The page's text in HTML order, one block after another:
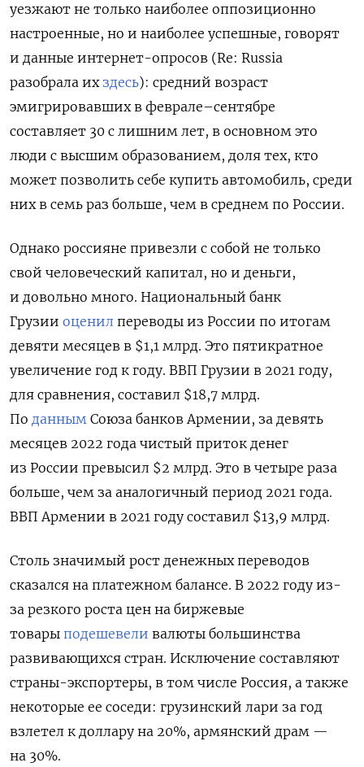
уезжают не только наиболее оппозиционно
настроенные, но и наиболее успешные, говорят
и данные интернет-опросов (Re: Russia
разобрала их здесь): средний возраст
эмигрировавших в феврале–сентябре
составляет 30 с лишним лет, в основном это
люди с высшим образованием, доля тех, кто
может позволить себе купить автомобиль, среди
них в семь раз больше, чем в среднем по России.
Однако россияне привезли с собой не только
свой человеческий капитал, но и деньги,
и довольно много. Национальный банк
Грузии оценил переводы из России по итогам
девяти месяцев в $1,1 млрд. Это пятикратное
увеличение год к году. ВВП Грузии в 2021 году,
для сравнения, составил $18,7 млрд.
По данным Союза банков Армении, за девять
месяцев 2022 года чистый приток денег
из России превысил $2 млрд. Это в четыре раза
больше, чем за аналогичный период 2021 года.
ВВП Армении в 2021 году составил $13,9 млрд.
Столь значимый рост денежных переводов
сказался на платежном балансе. В 2022 году из-
за резкого роста цен на биржевые
товары подешевели валюты большинства
развивающихся стран. Исключение составляют
страны-экспортеры, в том числе Россия, а также
некоторые ее соседи: грузинский лари за год
взлетел к доллару на 20%, армянский драм —
на 30%.